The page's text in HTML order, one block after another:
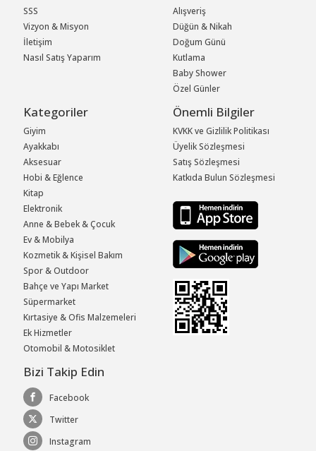
SSS
Vizyon & Misyon
İletişim
Nasıl Satış Yaparım
Alışveriş
Düğün & Nikah
Doğum Günü
Kutlama
Baby Shower
Özel Günler
Kategoriler
Giyim
Ayakkabı
Aksesuar
Hobi & Eğlence
Kitap
Elektronik
Anne & Bebek & Çocuk
Ev & Mobilya
Kozmetik & Kişisel Bakım
Spor & Outdoor
Bahçe ve Yapı Market
Süpermarket
Kırtasiye & Ofis Malzemeleri
Ek Hizmetler
Otomobil & Motosiklet
Önemli Bilgiler
KVKK ve Gizlilik Politikası
Üyelik Sözleşmesi
Satış Sözleşmesi
Katkıda Bulun Sözleşmesi
Bizi Takip Edin
Facebook
Twitter
Instagram